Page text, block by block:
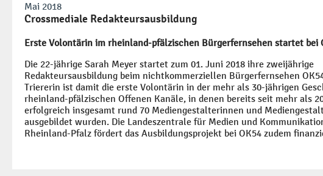
Mai 2018
Crossmediale Redakteursausbildung
Erste Volontärin im rheinland-pfälzischen Bürgerfernsehen startet bei
Die 22-jährige Sarah Meyer startet zum 01. Juni 2018 ihre zweijährige
Redakteursausbildung beim nichtkommerziellen Bürgerfernsehen
Triererin ist damit die erste Volontärin in der mehr als 30-jährigen
rheinland-pfälzischen Offenen Kanäle, in denen bereits seit mehr als
erfolgreich insgesamt rund 70 Mediengestalterinnen und
ausgebildet wurden. Die Landeszentrale für Medien und
Rheinland-Pfalz fördert das Ausbildungsprojekt bei OK54 zudem